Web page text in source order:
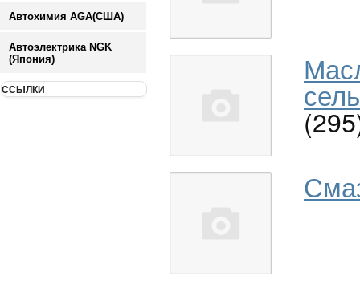
Автохимия AGA(США)
Автоэлектрика NGK
(Япония)
ССЫЛКИ